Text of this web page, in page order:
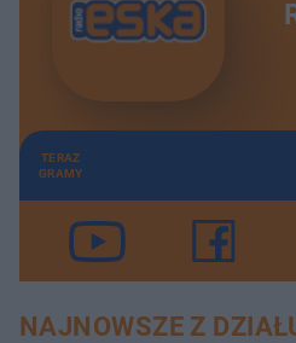
TERAZ
GRAMY
NAJNOWSZE Z